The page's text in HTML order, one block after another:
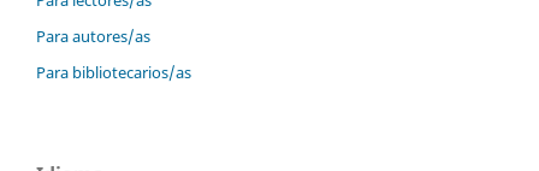
Para autores/as
Para bibliotecarios/as